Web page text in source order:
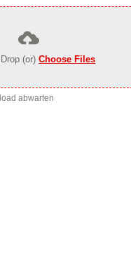
Drop (or)Choose Files
abwarten